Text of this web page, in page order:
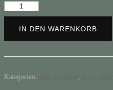
MakraMona
Garn
200m
Rolle
geflochten)
IN DEN WARENKORB
Kategorien: